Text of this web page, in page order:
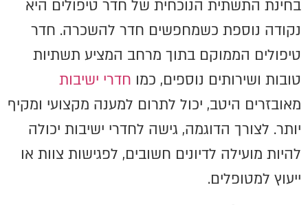
בחינת התשתית הנוכחית של חדר טיפולים היא
נקודה נוספת כשמחפשים חדר להשכרה. חדר
טיפולים הממוקם בתוך מרחב המציע תשתיות
טובות ושירותים נוספים, כמו חדרי ישיבות
מאובזרים היטב, יכול לתרום למענה מקצועי ומקיף
יותר. לצורך הדוגמה, גישה לחדרי ישיבות יכולה
להיות מועילה לדיונים חשובים, לפגישות צוות או
ייעוץ למטופלים.